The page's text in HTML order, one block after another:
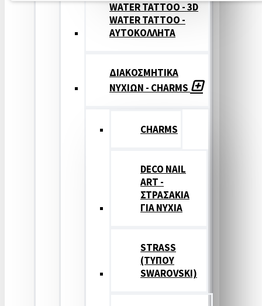
WATER TATTOO - 3D
WATER TATTOO -
ΑΥΤΟΚΟΛΛΗΤΑ
ΔΙΑΚΟΣΜΗΤΙΚΑ
ΝΥΧΙΩΝ - CHARMS
CHARMS
DECO NAIL
ART -
ΣΤΡΑΣΑΚΙΑ
ΓΙΑ ΝΥΧΙΑ
STRASS
(ΤΥΠΟΥ
SWAROVSKI)